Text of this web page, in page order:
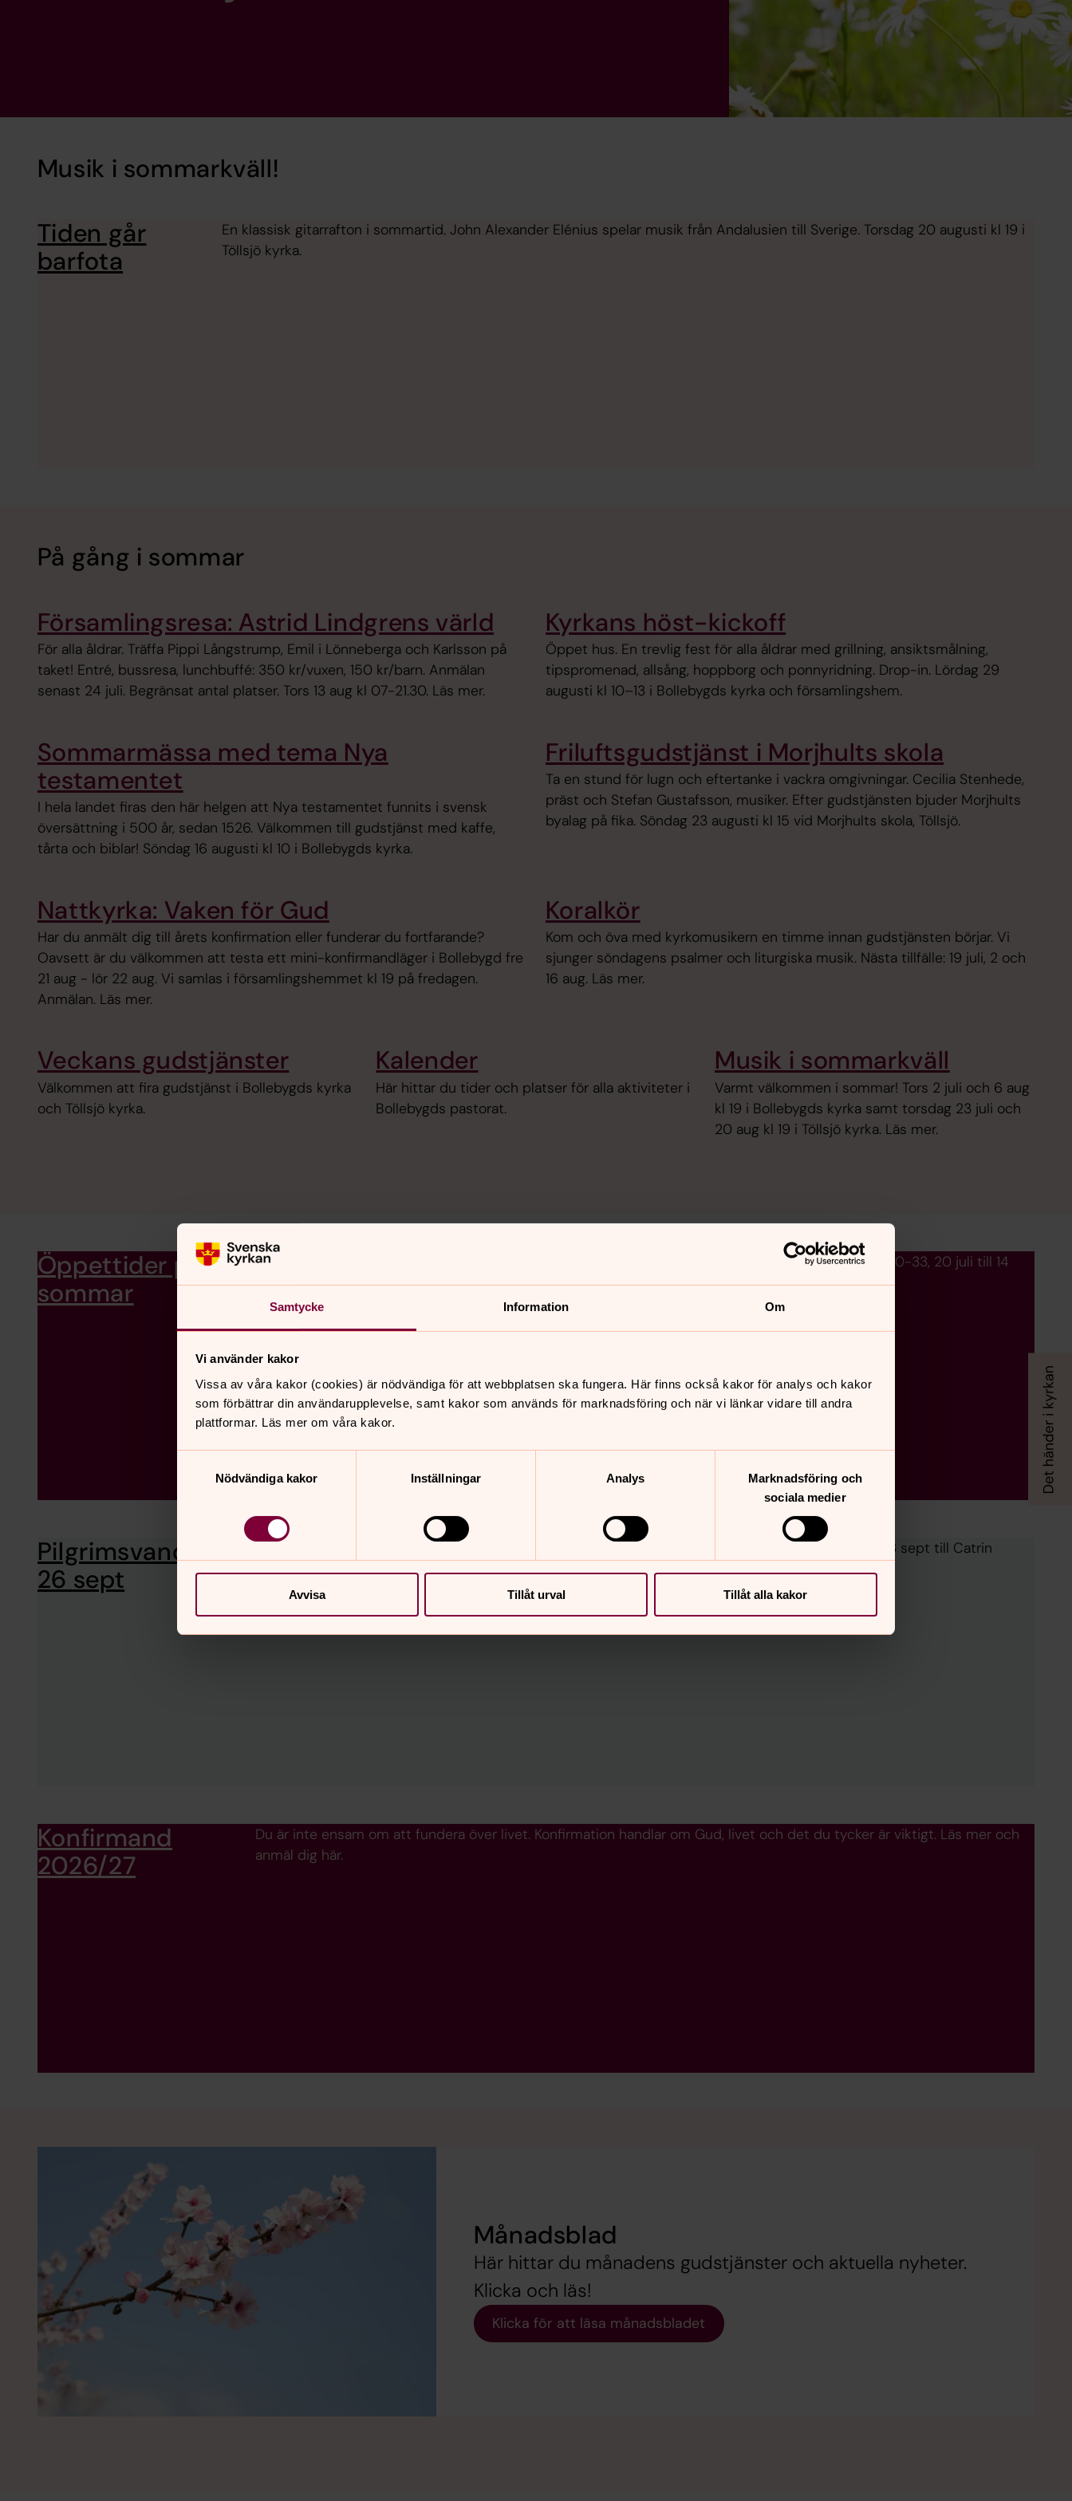
Samtycke Information Om
Vi använder kakor
Vissa av våra kakor (cookies) är nödvändiga för att webbplatsen ska fungera. Här finns också kakor för analys och kakor
som förbättrar din användarupplevelse, samt kakor som används för marknadsföring och när vi länkar vidare till andra
plattformar. Läs mer om våra kakor.
Nödvändiga kakor
Inställningar Analys
Marknadsföring och
sociala medier
Avvisa Tillåt urval Tillåt alla kakor
Musik i sommarkväll!
Tiden går
barfota
En klassisk gitarrafton i sommar­­tid. John Alexander Elénius spelar musik från Andalusien till Sverige. Torsdag 20 augusti kl 19 i
Töllsjö kyrka.
På gång i sommar
Församlingsresa: Astrid Lindgrens värld
För alla åldrar. Träffa Pippi Långstrump, Emil i Lönneberga och Karlsson på
taket! Entré, bussresa, lunchbuffé: 350 kr/vuxen, 150 kr/barn. Anmälan
senast 24 juli. Begränsat antal platser. Tors 13 aug kl 07-21.30. Läs mer.
Kyrkans höst-kickoff
Öppet hus. En ­trevlig fest för alla åldrar med grillning, ansiktsmålning,
tipspromenad, allsång, hoppborg och ponnyridning. Drop-in. Lördag 29
augusti kl 10–13 i Bollebygds kyrka och församlingshem.
Sommarmässa med tema Nya
testamentet
I hela landet firas den här helgen att Nya testamentet funnits i svensk
översättning i 500 år, sedan 1526. Välkommen till gudstjänst med kaffe,
tårta och biblar! Söndag 16 augusti kl 10 i Bollebygds kyrka.
Friluftsgudstjänst i Morjhults skola
Ta en stund för lugn och eftertanke i vackra omgivningar. Cecilia Stenhede,
präst och Stefan Gustafsson, musiker. Efter gudstjänsten bjuder Morjhults
byalag på fika. Söndag 23 augusti kl 15 vid Morjhults skola, Töllsjö.
Nattkyrka: Vaken för Gud
Har du anmält dig till årets konfirmation eller funderar du fortfarande?
Oavsett är du välkommen att testa ett mini-konfirmandläger i Bollebygd fre
21 aug - lör 22 aug. Vi samlas i församlingshemmet kl 19 på fredagen.
Anmälan. Läs mer.
Koralkör
Kom och öva med kyrkomusikern en timme innan gudstjänsten börjar. Vi
sjunger söndagens psalmer och liturgiska musik. Nästa tillfälle: 19 juli, 2 och
16 aug. Läs mer.
Veckans gudstjänster
Välkommen att fira gudstjänst i Bollebygds kyrka
och Töllsjö kyrka.
Kalender
Här hittar du tider och platser för alla aktiviteter i
Bollebygds pastorat.
Musik i sommarkväll
Varmt välkommen i sommar! Tors 2 juli och 6 aug
kl 19 i Bollebygds kyrka samt torsdag 23 juli och
20 aug kl 19 i Töllsjö kyrka. Läs mer.
Öppettider på expeditionen i
sommar
Expeditionen i Bollebygds pastorat har semestertider under vecka 30-33, 20 juli till 14
augusti.
Pilgrimsvandring
26 sept
Vandring från Töllsjö kyrka till Ödenäs kyrka, ca 9 km, kuperad terräng. Tema: Vägen. Anmälan senast 23 sept till Catrin
Eriksson, tel 0709-57 00 58. Lördag 26 sept, kl 09-14. Läs mer.
Konfirmand
2026/27
Du är inte ensam om att fundera över livet. Konfirmation handlar om Gud, livet och det du tycker är viktigt. Läs mer och
anmäl dig här.
Månadsblad
Här hittar du månadens gudstjänster och aktuella nyheter.
Klicka och läs!
Klicka för att läsa månadsbladet